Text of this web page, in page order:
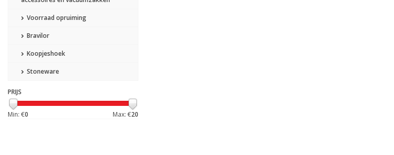
Voorraad opruiming
Bravilor
Koopjeshoek
Stoneware
PRIJS
Min: €0 Max: €20